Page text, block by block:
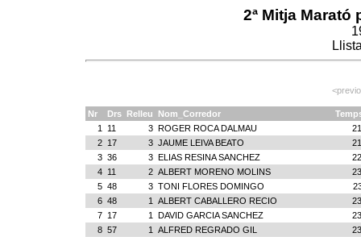
2ª Mitja Marató
Nr Drs Relleu Nom_Corredor
1
11 3 ROGER ROCA DALMAU
2 17 3 JAUME LEIVA BEATO
3 36 3 ELIAS RESINA SANCHEZ
4 11 2 ALBERT MORENO MOLINS
5 48 3 TONI FLORES DOMINGO
6 48 1 ALBERT CABALLERO RECIO
7 17 1 DAVID GARCIA SANCHEZ
8 57 1 ALFRED REGRADO GIL